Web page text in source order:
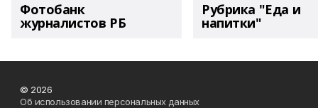
Фотобанк
журналистов РБ
Рубрика "Еда и
напитки"
© 2026
Об использовании персональных данных